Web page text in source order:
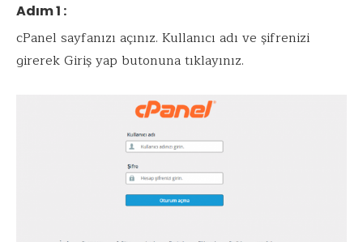
Adım 1 :
cPanel sayfanızı açınız. Kullanıcı adı ve şifrenizi
girerek Giriş yap butonuna tıklayınız.